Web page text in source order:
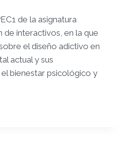
de la asignatura
de interactivos, en la que
el diseño adictivo en
actual y sus
bienestar psicológico y